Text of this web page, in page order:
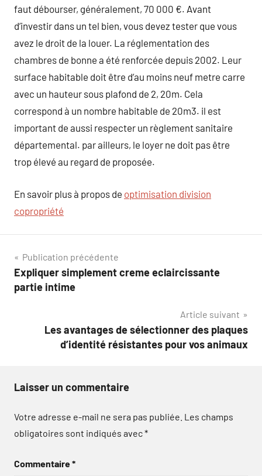
faut débourser, généralement, 70 000 €. Avant
d’investir dans un tel bien, vous devez tester que vous
avez le droit de la louer. La réglementation des
chambres de bonne a été renforcée depuis 2002. Leur
surface habitable doit être d’au moins neuf metre carre
avec un hauteur sous plafond de 2, 20m. Cela
correspond à un nombre habitable de 20m3. il est
important de aussi respecter un règlement sanitaire
départemental. par ailleurs, le loyer ne doit pas être
trop élevé au regard de proposée.
En savoir plus à propos de optimisation division
copropriété
Navigation
de
Publication précédente
Expliquer simplement creme eclaircissante
partie intime
Article suivant
Les avantages de sélectionner des plaques
d’identité résistantes pour vos animaux
Laisser un commentaire
Votre adresse e-mail ne sera pas publiée. Les champs
obligatoires sont indiqués avec*
Commentaire*